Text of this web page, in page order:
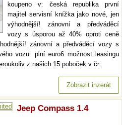
koupeno v: česká republika první
majitel servisní knížka jako nové, jen
výhodnější! zánovní a předváděcí
vozy s úsporou až 40% oproti ceně
zánovní a předváděcí vozy s
vozu. plní euro6 možnost leasingu
z našich 15 poboček v čr.
Zobrazit inzerát
Jeep Compass 1.4